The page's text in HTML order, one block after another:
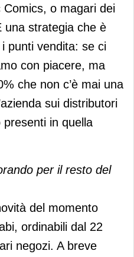
Comics, o magari dei
una strategia che è
punti vendita: se ci
con piacere, ma
che non c’è mai una
sui distributori
in quella
per il resto del
del momento
ordinabili dal 22
negozi. A breve